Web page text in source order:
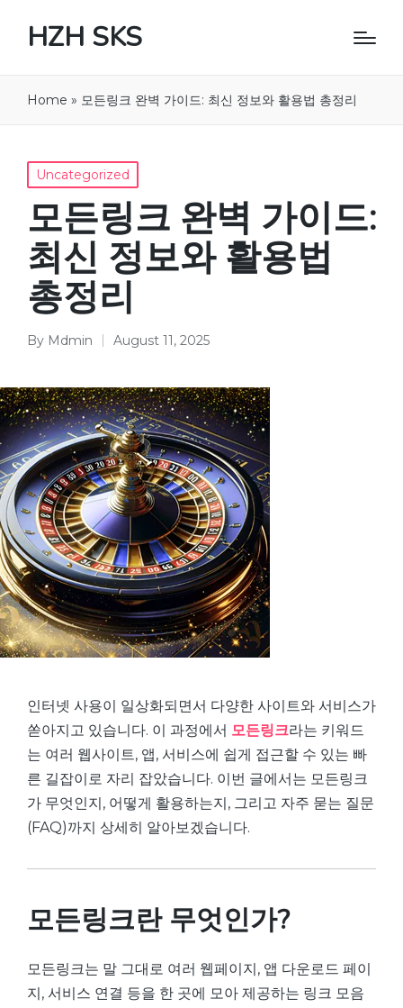
HZH SKS
Home » 모든링크 완벽 가이드: 최신 정보와 활용법 총정리
Posted
in
Uncategorized
모든링크 완벽 가이드:
최신 정보와 활용법
총정리
Posted
By Mdmin August 11, 2025
인터넷 사용이 일상화되면서 다양한 사이트와 서비스가
쏟아지고 있습니다. 이 과정에서 모든링크라는 키워드
는 여러 웹사이트, 앱, 서비스에 쉽게 접근할 수 있는 빠
른 길잡이로 자리 잡았습니다. 이번 글에서는 모든링크
가 무엇인지, 어떻게 활용하는지, 그리고 자주 묻는 질문
(FAQ)까지 상세히 알아보겠습니다.
모든링크란 무엇인가?
모든링크는 말 그대로 여러 웹페이지, 앱 다운로드 페이
지, 서비스 연결 등을 한 곳에 모아 제공하는 링크 모음